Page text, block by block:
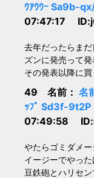
ｳｱｳｳｰ Sa9b-
07:47:17
去年だったらま
ズンに発売って
その発表以降に
49 名前： 名
ｯﾌﾟ Sd3f-
07:49:58
やたらゴミダメ
イージーでやっ
豆鉄砲とハリセ